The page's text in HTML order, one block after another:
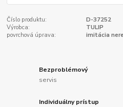
Číslo produktu:
D-37252
Výrobca:
TULIP
povrchová úprava:
imitácia
Bezproblémový
servis
Individuálny prístup